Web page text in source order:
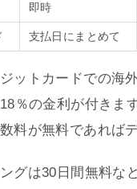
即時
支払日にまとめて
ットカードでの海
％の金利が付きま
料が無料であれば
グは30日間無料な